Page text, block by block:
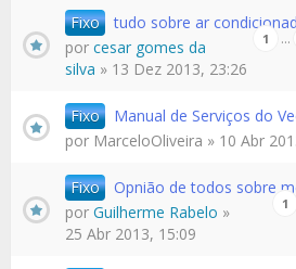
Fixo tudo sobre ar
1 …
por cesar gomes da
silva » 13 Dez 2013, 23:26
Fixo
Manual de Serviços do
por MarceloOliveira » 10 Abr
Fixo Opnião de todos sobre
1
por Guilherme Rabelo »
25 Abr 2013, 15:09